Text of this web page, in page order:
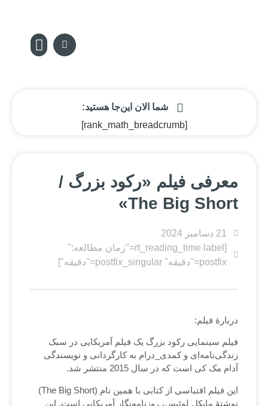
شما الان این‌جا هستید:
[rank_math_breadcrumb]
معرفی فیلم «رکود بزرگ /
The Big Short»
21 دسامبر 2024
[rt_reading_time label="زمان مطالعه:"
postfix="دقیقه" postfix_singular="دقیقه"]
دربارۀ فیلم:
فیلم سینمایی رکود بزرگ یک فیلم آمریکایی در سبک
زندگی‌نامه‌ای و کمدی_درام به کارگردانی و نویسندگی
آدام مک کی است که در سال 2015 منتشر شد.
این فیلم اقتباسی از کتابی با همین نام (The Big Short)
نوشتۀ مایکل لوئیس، روزنامه‌نگار آمریکایی است. این